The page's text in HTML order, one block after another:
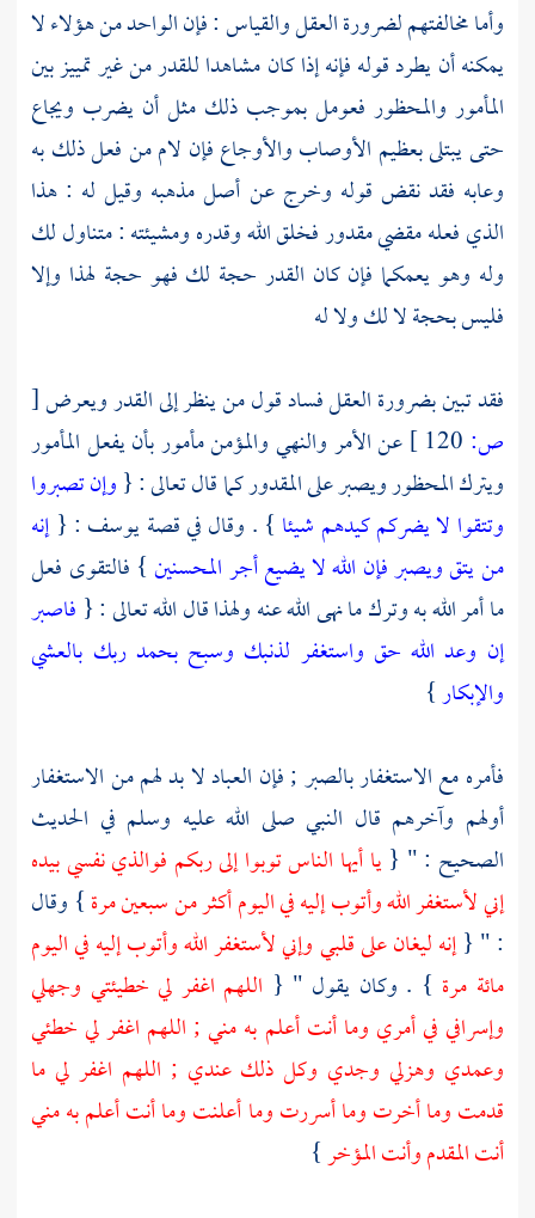
وأما مخالفتهم لضرورة العقل والقياس : فإن الواحد من هؤلاء لا
يمكنه أن يطرد قوله فإنه إذا كان مشاهدا للقدر من غير تمييز بين
المأمور والمحظور فعومل بموجب ذلك مثل أن يضرب ويجاع
حتى يبتلى بعظيم الأوصاب والأوجاع فإن لام من فعل ذلك به
وعابه فقد نقض قوله وخرج عن أصل مذهبه وقيل له : هذا
الذي فعله مقضي مقدور فخلق الله وقدره ومشيئته : متناول لك
وله وهو يعمكما فإن كان القدر حجة لك فهو حجة لهذا وإلا
فليس بحجة لا لك ولا له
فقد تبين بضرورة العقل فساد قول من ينظر إلى القدر ويعرض[
ص:
عن الأمر والنهي والمؤمن مأمور بأن يفعل المأمور
ويترك المحظور ويصبر على المقدور كما قال تعالى : {وإن تصبروا
وتتقوا لا يضركم كيدهم شيئا } . وقال في قصةيوسف : {إنه
من يتق ويصبر فإن الله لا يضيع أجر المحسنين} فالتقوى فعل
ما أمر الله به وترك ما نهى الله عنه ولهذا قال الله تعالى : { فاصبر
إن وعد الله حق واستغفر لذنبك وسبح بحمد ربك بالعشي
والإبكار}
فأمره مع الاستغفار بالصبر ; فإن العباد لا بد لهم من الاستغفار
أولهم وآخرهم قال النبي صلى الله عليه وسلم في الحديث
الصحيح : " {يا أيها الناس توبوا إلى ربكم فوالذي نفسي بيده
إني لأستغفر الله وأتوب إليه في اليوم أكثر من سبعين مرة} وقال
: " {إنه ليغان على قلبي وإني لأستغفر الله وأتوب إليه في اليوم
مائة مرة } . وكان يقول " { اللهم اغفر لي خطيئتي وجهلي
وإسرافي في أمري وما أنت أعلم به مني ; اللهم اغفر لي خطئي
وعمدي وهزلي وجدي وكل ذلك عندي ; اللهم اغفر لي ما
قدمت وما أخرت وما أسررت وما أعلنت وما أنت أعلم به مني
أنت المقدم وأنت المؤخر}